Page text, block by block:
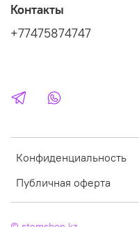
Конфиденциальность
Публичная оферта
Контакты
+77475874747